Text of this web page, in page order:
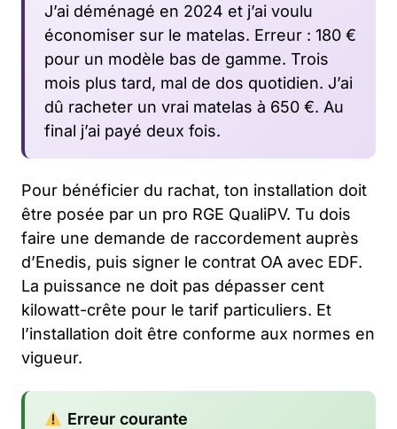
J’ai déménagé en 2024 et j’ai voulu
économiser sur le matelas. Erreur : 180 €
pour un modèle bas de gamme. Trois
mois plus tard, mal de dos quotidien. J’ai
dû racheter un vrai matelas à 650 €. Au
final j’ai payé deux fois.
Pour bénéficier du rachat, ton installation doit
être posée par un pro RGE QualiPV. Tu dois
faire une demande de raccordement auprès
d’Enedis, puis signer le contrat OA avec EDF.
La puissance ne doit pas dépasser cent
kilowatt-crête pour le tarif particuliers. Et
l’installation doit être conforme aux normes en
vigueur.
Erreur courante